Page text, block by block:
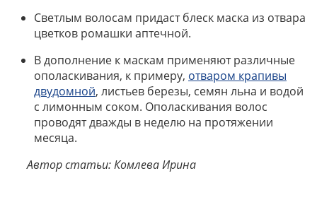
Светлым волосам придаст блеск маска из отвара
цветков ромашки аптечной.
В дополнение к маскам применяют различные
ополаскивания, к примеру, отваром крапивы
двудомной, листьев березы, семян льна и водой
с лимонным соком. Ополаскивания волос
проводят дважды в неделю на протяжении
месяца.
Автор статьи: Комлева Ирина